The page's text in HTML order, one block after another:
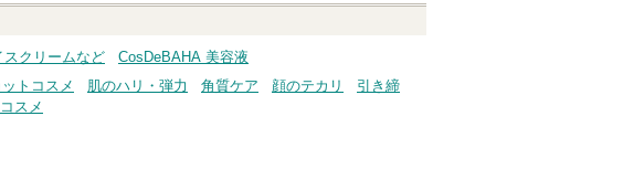
クリームなど
CosDeBAHA 美容液
トコスメ 肌のハリ・弾力 角質ケア 顔のテカリ
引き締
スメ